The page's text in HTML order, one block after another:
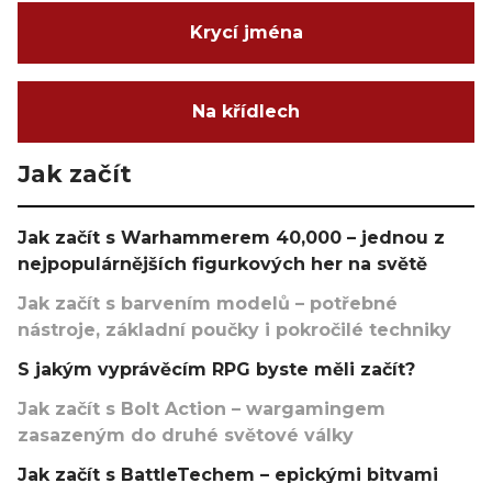
Krycí jména
Na křídlech
Jak začít
Jak začít s Warhammerem 40,000 – jednou z
nejpopulárnějších figurkových her na světě
Jak začít s barvením modelů – potřebné
nástroje, základní poučky i pokročilé techniky
S jakým vyprávěcím RPG byste měli začít?
Jak začít s Bolt Action – wargamingem
zasazeným do druhé světové války
Jak začít s BattleTechem – epickými bitvami